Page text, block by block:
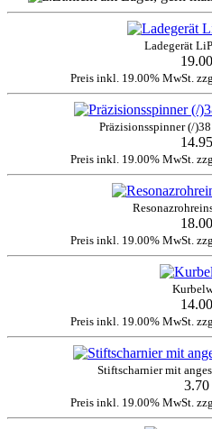
Ladegerät
Preis inkl. 19.00% MwSt.
Präzisionsspinner (/
Preis inkl. 19.00% MwSt.
Preis inkl. 19.00% MwSt.
Preis inkl. 19.00% MwSt.
Stiftscharnier mit
3.70
Preis inkl. 19.00% MwSt.